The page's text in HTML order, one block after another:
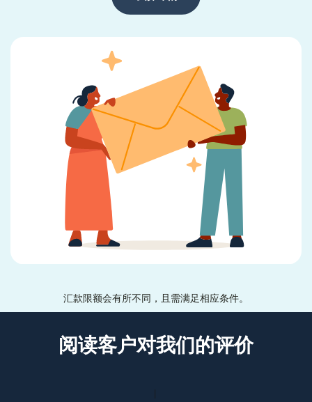
汇款限额会有所不同，且需满足相应条件。
阅读客户对我们的评价